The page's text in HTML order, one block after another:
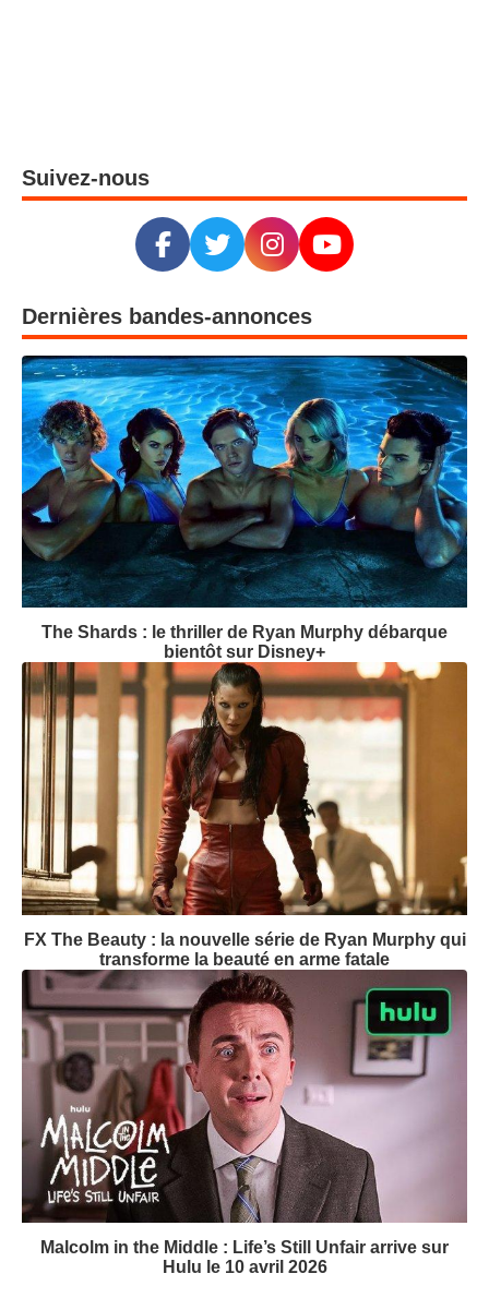
Suivez-nous
Dernières bandes-annonces
The Shards : le thriller de Ryan Murphy débarque
bientôt sur Disney+
FX The Beauty : la nouvelle série de Ryan Murphy qui
transforme la beauté en arme fatale
Malcolm in the Middle : Life’s Still Unfair arrive sur
Hulu le 10 avril 2026